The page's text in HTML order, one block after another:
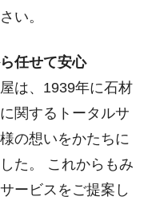
い。
任せて安心
は、1939年に石材
関するトータルサ
の想いをかたちに
た。 これからもみ
ービスをご提案し